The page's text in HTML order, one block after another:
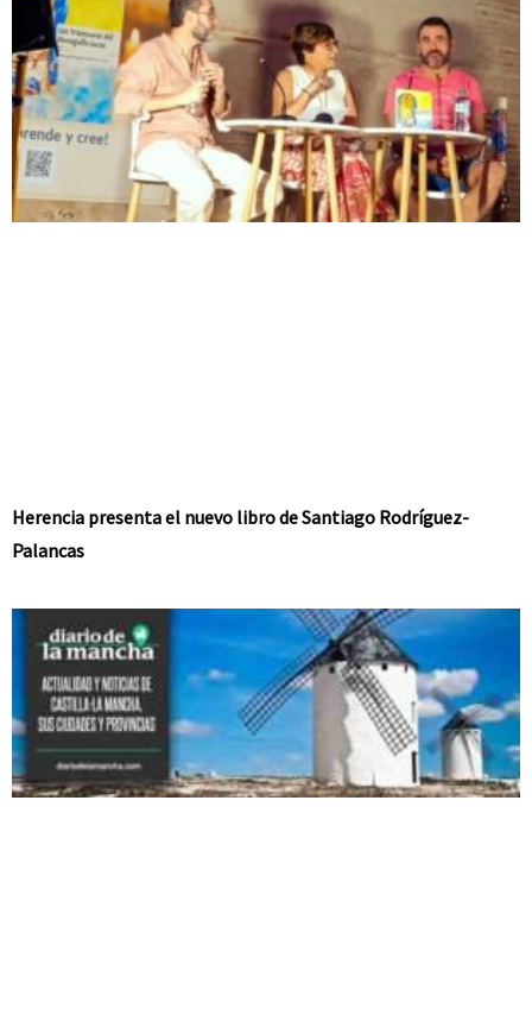
Herencia presenta el nuevo libro de Santiago Rodríguez-
Palancas